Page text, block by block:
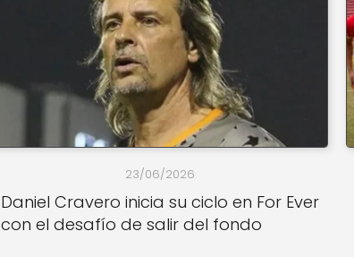
23/06/2026
Daniel Cravero inicia su ciclo en For Ever
con el desafío de salir del fondo